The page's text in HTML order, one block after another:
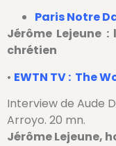
Paris Notre
Jérôme Lejeune
chrétien
• EWTN TV : The
Interview de Aude
Arroyo. 20 mn.
Jérôme Lejeune,